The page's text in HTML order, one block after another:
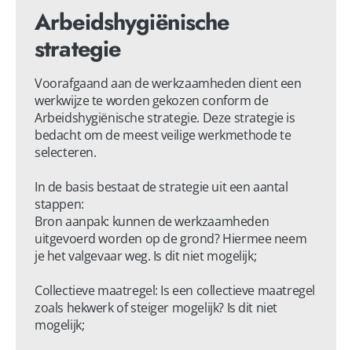
Arbeidshygiënische
strategie
Voorafgaand aan de werkzaamheden dient een
werkwijze te worden gekozen conform de
Arbeidshygiënische strategie. Deze strategie is
bedacht om de meest veilige werkmethode te
selecteren.
In de basis bestaat de strategie uit een aantal
stappen:
Bron aanpak: kunnen de werkzaamheden
uitgevoerd worden op de grond? Hiermee neem
je het valgevaar weg. Is dit niet mogelijk;
Collectieve maatregel: Is een collectieve maatregel
zoals hekwerk of steiger mogelijk? Is dit niet
mogelijk;